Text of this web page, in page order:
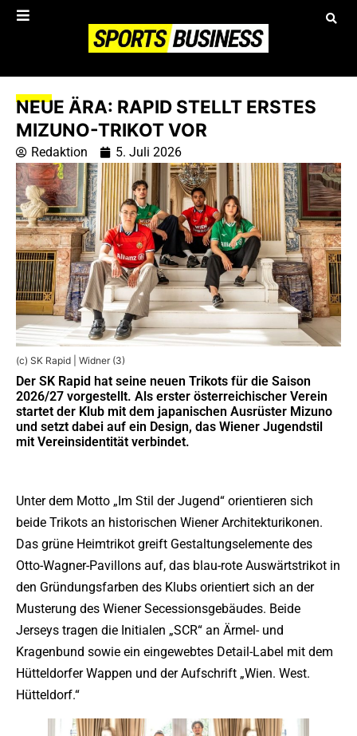
NEUE ÄRA: RAPID STELLT ERSTES
MIZUNO-TRIKOT VOR
Redaktion 5. Juli 2026
(c) SK Rapid | Widner (3)
Der SK Rapid hat seine neuen Trikots für die Saison
2026/27 vorgestellt. Als erster österreichischer Verein
startet der Klub mit dem japanischen Ausrüster Mizuno
und setzt dabei auf ein Design, das Wiener Jugendstil
mit Vereinsidentität verbindet.
Unter dem Motto „Im Stil der Jugend“ orientieren sich
beide Trikots an historischen Wiener Architekturikonen.
Das grüne Heimtrikot greift Gestaltungselemente des
Otto-Wagner-Pavillons auf, das blau-rote Auswärtstrikot in
den Gründungsfarben des Klubs orientiert sich an der
Musterung des Wiener Secessionsgebäudes. Beide
Jerseys tragen die Initialen „SCR“ an Ärmel- und
Kragenbund sowie ein eingewebtes Detail-Label mit dem
Hütteldorfer Wappen und der Aufschrift „Wien. West.
Hütteldorf.“